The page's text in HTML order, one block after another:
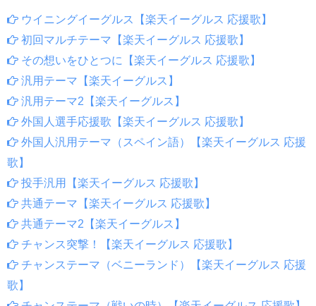
ウイニングイーグルス【楽天イーグルス 応援歌】
初回マルチテーマ【楽天イーグルス 応援歌】
その想いをひとつに【楽天イーグルス 応援歌】
汎用テーマ【楽天イーグルス】
汎用テーマ2【楽天イーグルス】
外国人選手応援歌【楽天イーグルス 応援歌】
外国人汎用テーマ（スペイン語）【楽天イーグルス 応援
歌】
投手汎用【楽天イーグルス 応援歌】
共通テーマ【楽天イーグルス 応援歌】
共通テーマ2【楽天イーグルス】
チャンス突撃！【楽天イーグルス 応援歌】
チャンステーマ（ベニーランド）【楽天イーグルス 応援
歌】